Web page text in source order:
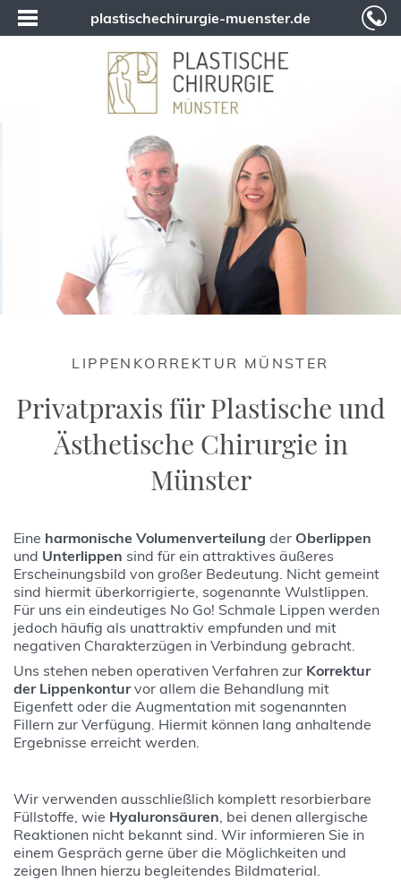
plastischechirurgie-muenster.de
LIPPENKORREKTUR MÜNSTER
Privatpraxis für Plastische und
Ästhetische Chirurgie in
Münster
Eine harmonische Volumenverteilung der Oberlippen
und Unterlippen sind für ein attraktives äußeres
Erscheinungsbild von großer Bedeutung. Nicht gemeint
sind hiermit überkorrigierte, sogenannte Wulstlippen.
Für uns ein eindeutiges No Go! Schmale Lippen werden
jedoch häufig als unattraktiv empfunden und mit
negativen Charakterzügen in Verbindung gebracht.
Uns stehen neben operativen Verfahren zur Korrektur
der Lippenkonturvor allem die Behandlung mit
Eigenfett oder die Augmentation mit sogenannten
Fillern zur Verfügung. Hiermit können lang anhaltende
Ergebnisse erreicht werden.
Wir verwenden ausschließlich komplett resorbierbare
Füllstoffe, wie Hyaluronsäuren, bei denen allergische
Reaktionen nicht bekannt sind. Wir informieren Sie in
einem Gespräch gerne über die Möglichkeiten und
zeigen Ihnen hierzu begleitendes Bildmaterial.